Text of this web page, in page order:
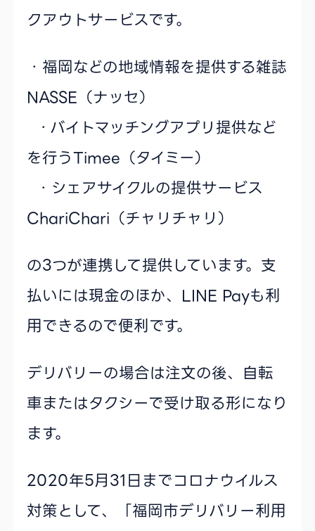
クアウトサービスです。
・福岡などの地域情報を提供する雑誌
NASSE（ナッセ）
・バイトマッチングアプリ提供など
を行うTimee（タイミー）
・シェアサイクルの提供サービス
ChariChari（チャリチャリ）
の3つが連携して提供しています。支
払いには現金のほか、LINE Payも利
用できるので便利です。
デリバリーの場合は注文の後、自転
車またはタクシーで受け取る形になり
ます。
2020年5月31日までコロナウイルス
対策として、「福岡市デリバリー利用